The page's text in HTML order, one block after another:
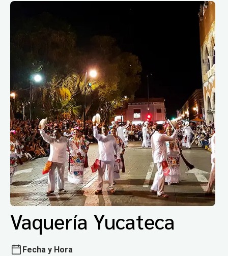
Vaquería Yucateca
Fecha y Hora